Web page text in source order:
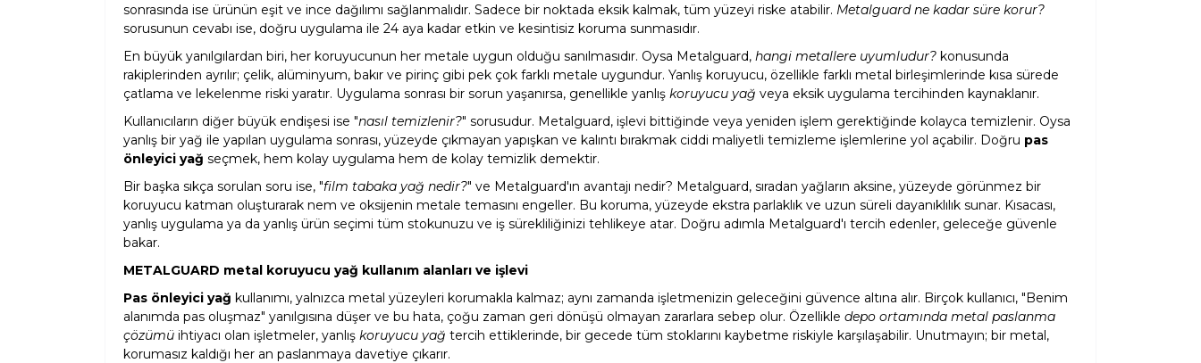
sonrasında ise ürünün eşit ve ince dağılımı sağlanmalıdır. Sadece bir noktada eksik kalmak, tüm yüzeyi riske atabilir. Metalguard ne kadar süre korur?
sorusunun cevabı ise, doğru uygulama ile 24 aya kadar etkin ve kesintisiz koruma sunmasıdır.
En büyük yanılgılardan biri, her koruyucunun her metale uygun olduğu sanılmasıdır. Oysa Metalguard, hangi metallere uyumludur? konusunda
rakiplerinden ayrılır; çelik, alüminyum, bakır ve pirinç gibi pek çok farklı metale uygundur. Yanlış koruyucu, özellikle farklı metal birleşimlerinde kısa sürede
çatlama ve lekelenme riski yaratır. Uygulama sonrası bir sorun yaşanırsa, genellikle yanlış koruyucu yağ veya eksik uygulama tercihinden kaynaklanır.
Kullanıcıların diğer büyük endişesi ise "nasıl temizlenir?" sorusudur. Metalguard, işlevi bittiğinde veya yeniden işlem gerektiğinde kolayca temizlenir. Oysa
yanlış bir yağ ile yapılan uygulama sonrası, yüzeyde çıkmayan yapışkan ve kalıntı bırakmak ciddi maliyetli temizleme işlemlerine yol açabilir. Doğru pas
önleyici yağ seçmek, hem kolay uygulama hem de kolay temizlik demektir.
Bir başka sıkça sorulan soru ise, "film tabaka yağ nedir?" ve Metalguard'ın avantajı nedir? Metalguard, sıradan yağların aksine, yüzeyde görünmez bir
koruyucu katman oluşturarak nem ve oksijenin metale temasını engeller. Bu koruma, yüzeyde ekstra parlaklık ve uzun süreli dayanıklılık sunar. Kısacası,
yanlış uygulama ya da yanlış ürün seçimi tüm stokunuzu ve iş sürekliliğinizi tehlikeye atar. Doğru adımla Metalguard'ı tercih edenler, geleceğe güvenle
bakar.
METALGUARD metal koruyucu yağ kullanım alanları ve işlevi
Pas önleyici yağ kullanımı, yalnızca metal yüzeyleri korumakla kalmaz; aynı zamanda işletmenizin geleceğini güvence altına alır. Birçok kullanıcı, "Benim
alanımda pas oluşmaz" yanılgısına düşer ve bu hata, çoğu zaman geri dönüşü olmayan zararlara sebep olur. Özellikle depo ortamında metal paslanma
çözümü ihtiyacı olan işletmeler, yanlış koruyucu yağ tercih ettiklerinde, bir gecede tüm stoklarını kaybetme riskiyle karşılaşabilir. Unutmayın; bir metal,
korumasız kaldığı her an paslanmaya davetiye çıkarır.